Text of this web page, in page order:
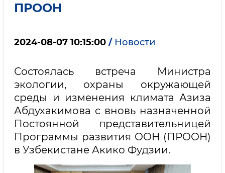
ПРООН
2024-08-07 10:15:00 / Новости
Состоялась встреча Министра
экологии, охраны окружающей
среды и изменения климата Азиза
Абдухакимова с вновь назначенной
Постоянной представительницей
Программы развития ООН (ПРООН)
в Узбекистане Акико Фудзии.